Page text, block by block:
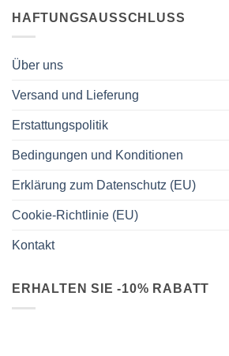
HAFTUNGSAUSSCHLUSS
Über uns
Versand und Lieferung
Erstattungspolitik
Bedingungen und Konditionen
Erklärung zum Datenschutz (EU)
Cookie-Richtlinie (EU)
Kontakt
ERHALTEN SIE -10% RABATT